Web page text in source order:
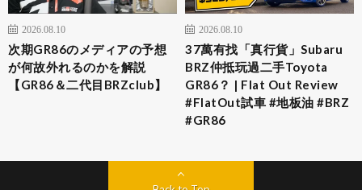
2026.08.10
次期GR86のメディアの予想
が何故外れるのかを解説
【GR86＆二代目BRZclub】
2026.08.10
37萬有找「真行貨」Subaru
BRZ仲抵玩過二手Toyota
GR86？ | Flat Out Review
#FlatOut試車 #地板油 #BRZ
#GR86